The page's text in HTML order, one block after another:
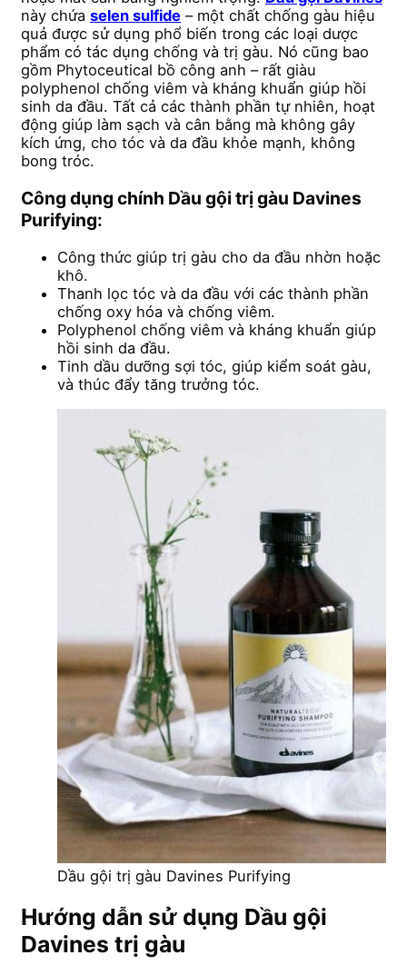
này chứa selen sulfide – một chất chống gàu hiệu
quả được sử dụng phổ biến trong các loại dược
phẩm có tác dụng chống và trị gàu. Nó cũng bao
gồm Phytoceutical bồ công anh – rất giàu
polyphenol chống viêm và kháng khuẩn giúp hồi
sinh da đầu. Tất cả các thành phần tự nhiên, hoạt
động giúp làm sạch và cân bằng mà không gây
kích ứng, cho tóc và da đầu khỏe mạnh, không
bong tróc.
Công dụng chính Dầu gội trị gàu Davines
Purifying:
Công thức giúp trị gàu cho da đầu nhờn hoặc
khô.
Thanh lọc tóc và da đầu với các thành phần
chống oxy hóa và chống viêm.
Polyphenol chống viêm và kháng khuẩn giúp
hồi sinh da đầu.
Tinh dầu dưỡng sợi tóc, giúp kiểm soát gàu,
và thúc đẩy tăng trưởng tóc.
Dầu gội trị gàu Davines Purifying
Hướng dẫn sử dụng Dầu gội
Davines trị gàu